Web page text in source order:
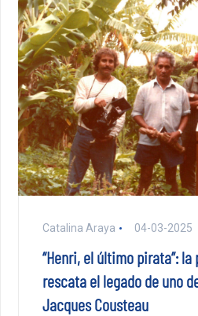
Catalina Araya 04-03-2025
“Henri, el último pirata”:
rescata el legado de uno
Jacques Cousteau